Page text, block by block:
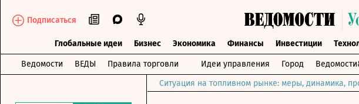
Подписаться
Глобальные идеи Бизнес Экономика Финансы Инвестиции
Ведомости ВЕДЫ Правила торговли Идеи управления Город
Ситуация на топливном рынке: меры, динамика,